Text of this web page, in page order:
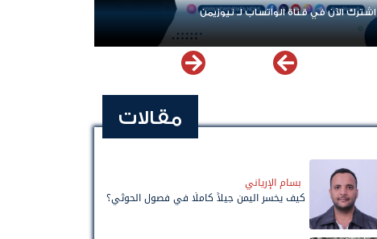
اشترك الآن في قناة الواتساب لـ نيوزيمن
مقالات
بسام الإرياني
كيف يخسر اليمن جيلاً كاملًا في فصول الحوثي؟